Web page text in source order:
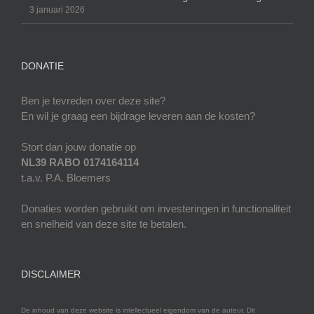
3 januari 2026
DONATIE
Ben je tevreden over deze site?
En wil je graag een bijdrage leveren aan de kosten?
Stort dan jouw donatie op
NL39 RABO 0174164114
t.a.v. P.A. Bloemers
Donaties worden gebruikt om investeringen in functionaliteit
en snelheid van deze site te betalen.
DISCLAIMER
De inhoud van deze website is intellectueel eigendom van de auteur. Dit